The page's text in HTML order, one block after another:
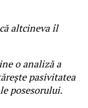
altcineva îl
o analiză a
pasivitatea
posesorului.